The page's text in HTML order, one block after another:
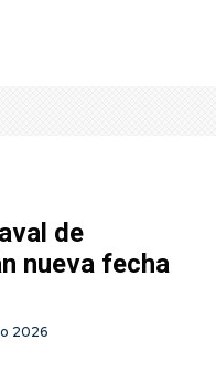
de
nueva fecha
2026